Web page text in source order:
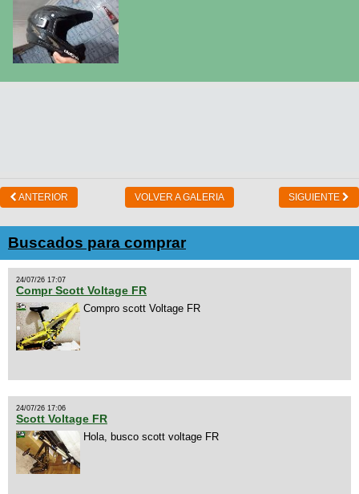
ANTERIOR VOLVER A GALERIA SIGUIENTE
Buscados para comprar
24/07/26 17:07
Compr Scott Voltage FR
Compro scott Voltage FR
24/07/26 17:06
Scott Voltage FR
Hola, busco scott voltage FR